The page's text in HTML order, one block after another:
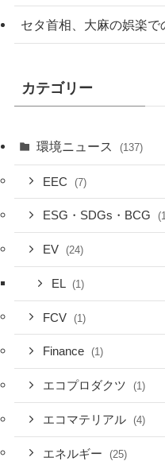
セタ首相、大麻の娯楽
カテゴリー
環境ニュース (137)
EEC (7)
ESG・SDGs・BCG
EV (24)
EL (1)
FCV (1)
Finance (1)
エコプロダクツ (1)
エコマテリアル (4)
エネルギー (25)